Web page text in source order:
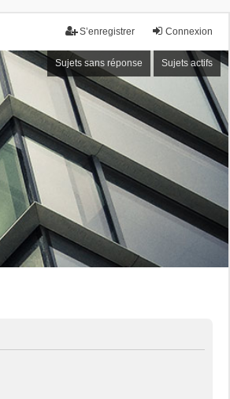
Connexion
S’enregistrer
Sujets sans réponse Sujets actifs